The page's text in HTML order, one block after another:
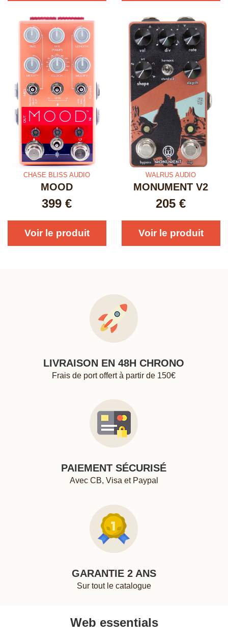
CHASE BLISS AUDIO
MOOD
399 €
Voir le produit
WALRUS AUDIO
MONUMENT V2
205 €
Voir le produit
LIVRAISON EN 48H CHRONO
Frais de port offert à partir de 150€
PAIEMENT SÉCURISÉ
Avec CB, Visa et Paypal
GARANTIE 2 ANS
Sur tout le catalogue
Web essentials